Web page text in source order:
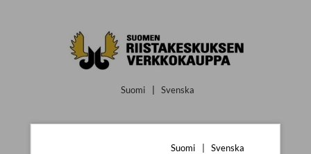
Suomi Svenska
Suomi Svenska